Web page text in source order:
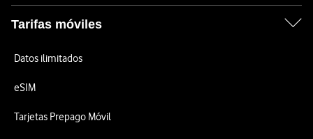
Tarifas móviles
Datos ilimitados
eSIM
Tarjetas Prepago Móvil